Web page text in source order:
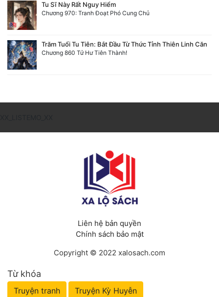
Tu Sĩ Này Rất Nguy Hiểm
Chương 970: Tranh Đoạt Phó Cung Chủ
Trăm Tuổi Tu Tiên: Bắt Đầu Từ Thức Tỉnh Thiên Linh Căn
Chương 860 Tử Hư Tiên Thành!
Liên hệ bản quyền
Chính sách bảo mật
Copyright © 2022 xalosach.com
Từ khóa
Truyện tranh Truyện Kỳ Huyễn